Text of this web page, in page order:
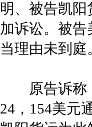
明、被告凯
加诉讼。被
当理由未到
原告诉称，
24，154美元